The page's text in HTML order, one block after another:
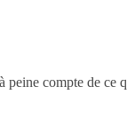
peine compte de